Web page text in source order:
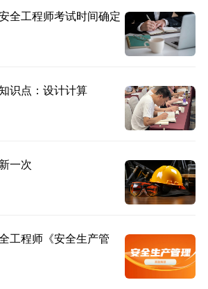
全工程师考试时间确定
识点：设计计算
一次
工程师《安全生产管